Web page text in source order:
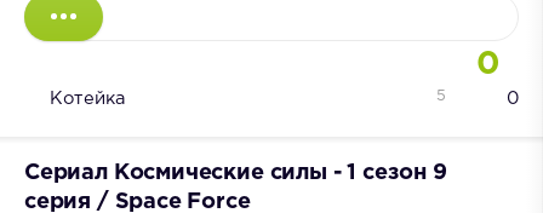
0
Котейка 0
5
Сериал Космические силы - 1 сезон 9
серия / Space Force